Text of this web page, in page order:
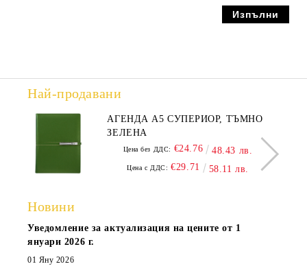
Най-продавани
АГЕНДА А5 СУПЕРИОР, ТЪМНО
ЗЕЛЕНА
Цена без ДДС: €24.76 48.43 лв.
Цена с ДДС: €29.71 58.11 лв.
Новини
Уведомление за актуализация на цените от 1
януари 2026 г.
01 Яну 2026